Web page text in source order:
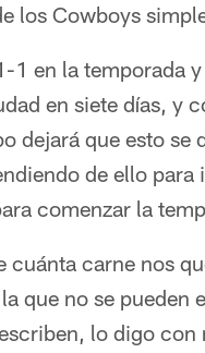
los Cowboys
1 en la temporada
en siete días, y
dejará que esto
de ello
comenzar la
carne nos
que no se pueden
lo digo